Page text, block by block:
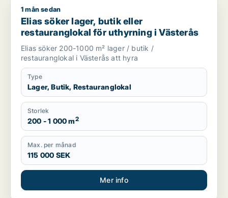
Elias söker lager, butik eller restauranglokal för uthyrning i
1 mån sedan
Elias söker lager, butik eller
restauranglokal för uthyrning i Västerås
Elias söker 200-1000 m² lager / butik /
restauranglokal i Västerås att hyra
Type
Lager, Butik, Restauranglokal
Storlek
200 - 1 000 m2
Max. per månad
115 000 SEK
Mer info